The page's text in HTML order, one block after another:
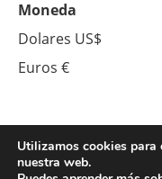
Moneda
Dolares US$
Euros €
Utilizamos cookies para
nuestra web.